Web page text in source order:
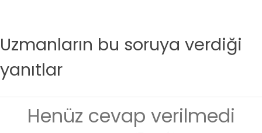
Uzmanların bu soruya verdiği
yanıtlar
Henüz cevap verilmedi